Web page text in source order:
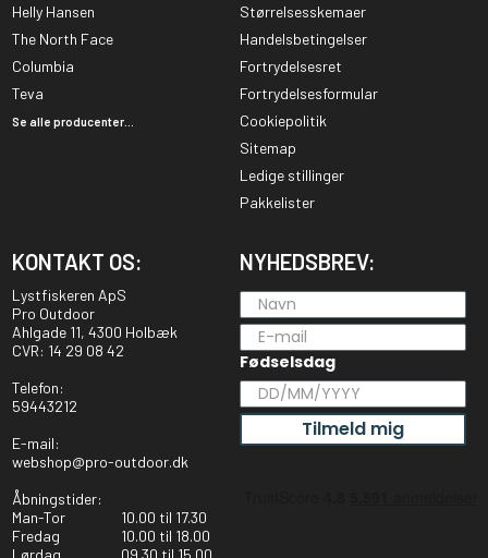
Helly Hansen
The North Face
Columbia
Teva
Se alle producenter...
Størrelsesskemaer
Handelsbetingelser
Fortrydelsesret
Fortrydelsesformular
Cookiepolitik
Sitemap
Ledige stillinger
Pakkelister
KONTAKT OS:
Lystfiskeren ApS
Pro Outdoor
Ahlgade 11, 4300 Holbæk
CVR: 14 29 08 42
Telefon:
59443212
E-mail:
webshop@pro-outdoor.dk
Åbningstider:
Man-Tor
10.00 til 17.30
Fredag
10.00 til 18.00
Lørdag
09.30 til 15.00
NYHEDSBREV:
Fødselsdag
Tilmeld mig